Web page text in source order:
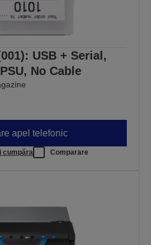
USB + Serial,
No Cable
apel telefonic
cumpăra Comparare